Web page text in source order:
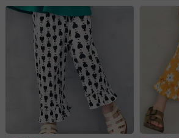
-接觸性孕哺產品（奶嘴、奶瓶、
帶束縛衣、餐搖椅等）。
-其他原廠盒裝商品封口處已貼上
示字句等說明貼紙、封條者。
國際航空、客運、訂房等服務。
相關的退換貨辦理流程，可詳見：退
其他常見問題：